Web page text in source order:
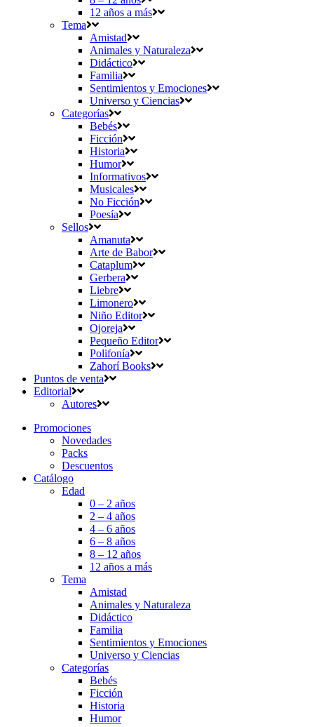
12 años a más
Tema
Amistad
Animales y Naturaleza
Didáctico
Familia
Sentimientos y Emociones
Universo y Ciencias
Categorías
Bebés
Ficción
Historia
Humor
Informativos
Musicales
No Ficción
Poesía
Sellos
Amanuta
Arte de Babor
Cataplum
Gerbera
Liebre
Limonero
Niño Editor
Ojoreja
Pequeño Editor
Polifonía
Zahorí Books
Puntos de venta
Editorial
Autores
Promociones
Novedades
Packs
Descuentos
Catálogo
Edad
0 – 2 años
2 – 4 años
4 – 6 años
6 – 8 años
8 – 12 años
12 años a más
Tema
Amistad
Animales y Naturaleza
Didáctico
Familia
Sentimientos y Emociones
Universo y Ciencias
Categorías
Bebés
Ficción
Historia
Humor